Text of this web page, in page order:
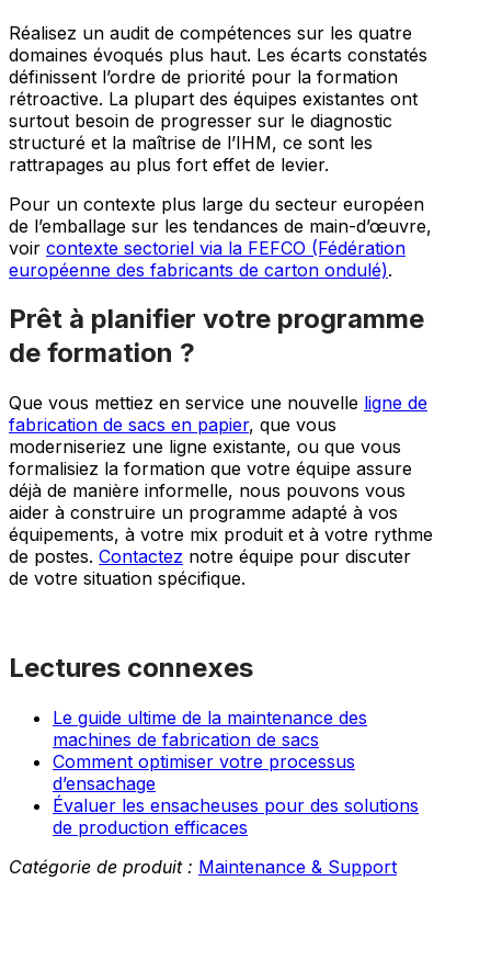
Réalisez un audit de compétences sur les quatre
domaines évoqués plus haut. Les écarts constatés
définissent l’ordre de priorité pour la formation
rétroactive. La plupart des équipes existantes ont
surtout besoin de progresser sur le diagnostic
structuré et la maîtrise de l’IHM, ce sont les
rattrapages au plus fort effet de levier.
Pour un contexte plus large du secteur européen
de l’emballage sur les tendances de main-d’œuvre,
voir contexte sectoriel via la FEFCO (Fédération
européenne des fabricants de carton ondulé).
Prêt à planifier votre programme
de formation ?
Que vous mettiez en service une nouvelle ligne de
fabrication de sacs en papier, que vous
moderniseriez une ligne existante, ou que vous
formalisiez la formation que votre équipe assure
déjà de manière informelle, nous pouvons vous
aider à construire un programme adapté à vos
équipements, à votre mix produit et à votre rythme
de postes. Contactez notre équipe pour discuter
de votre situation spécifique.
Lectures connexes
Le guide ultime de la maintenance des
machines de fabrication de sacs
Comment optimiser votre processus
d’ensachage
Évaluer les ensacheuses pour des solutions
de production efficaces
Catégorie de produit : Maintenance & Support